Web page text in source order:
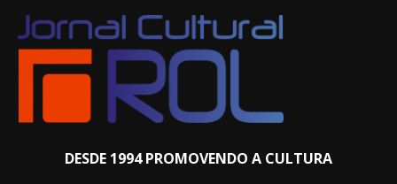
DESDE 1994 PROMOVENDO A CULTURA